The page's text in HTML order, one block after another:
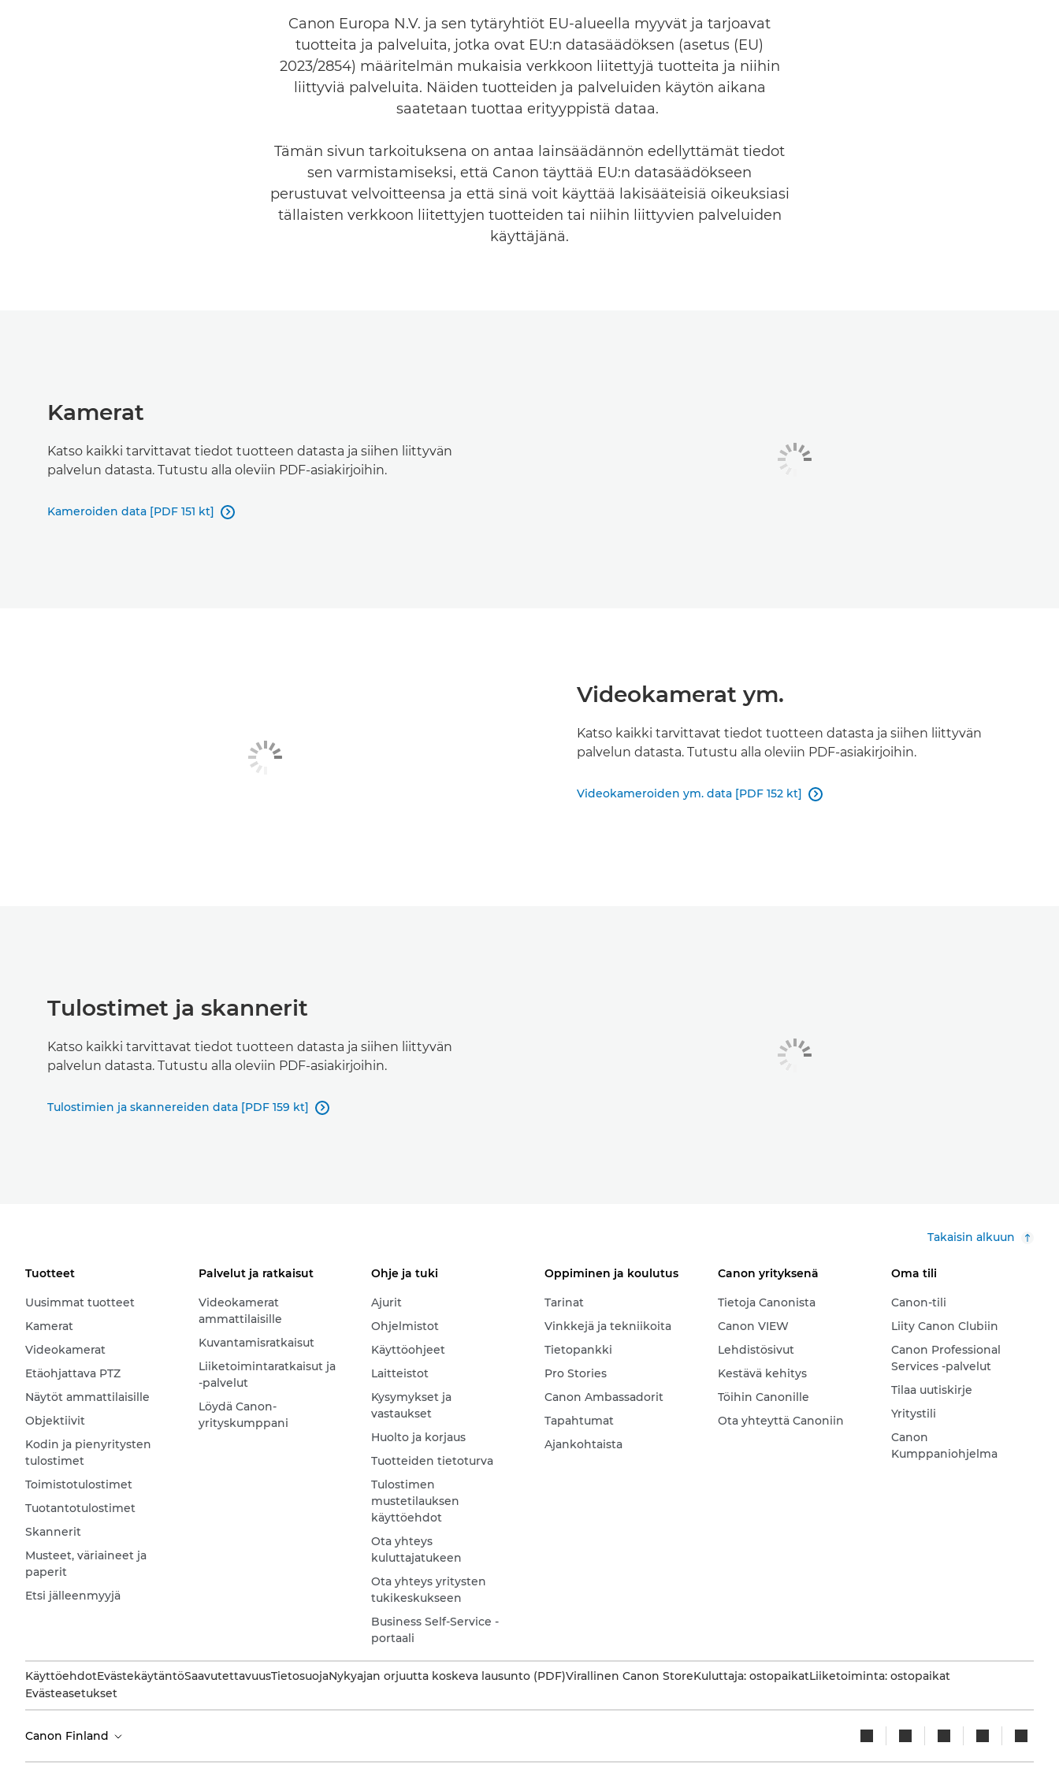
Canon Europa N.V. ja sen tytäryhtiöt EU-alueella myyvät ja tarjoavat
tuotteita ja palveluita, jotka ovat EU:n datasäädöksen (asetus (EU)
2023/2854) määritelmän mukaisia verkkoon liitettyjä tuotteita ja niihin
liittyviä palveluita. Näiden tuotteiden ja palveluiden käytön aikana
saatetaan tuottaa erityyppistä dataa.
Tämän sivun tarkoituksena on antaa lainsäädännön edellyttämät tiedot
sen varmistamiseksi, että Canon täyttää EU:n datasäädökseen
perustuvat velvoitteensa ja että sinä voit käyttää lakisääteisiä oikeuksiasi
tällaisten verkkoon liitettyjen tuotteiden tai niihin liittyvien palveluiden
käyttäjänä.
Kamerat
Katso kaikki tarvittavat tiedot tuotteen datasta ja siihen liittyvän
palvelun datasta. Tutustu alla oleviin PDF-asiakirjoihin.
Kameroiden data [PDF 151 kt] 
Videokamerat ym.
Katso kaikki tarvittavat tiedot tuotteen datasta ja siihen liittyvän
palvelun datasta. Tutustu alla oleviin PDF-asiakirjoihin.
Videokameroiden ym. data [PDF 152 kt] 
Tulostimet ja skannerit
Katso kaikki tarvittavat tiedot tuotteen datasta ja siihen liittyvän
palvelun datasta. Tutustu alla oleviin PDF-asiakirjoihin.
Tulostimien ja skannereiden data [PDF 159 kt] 
Takaisin alkuun
Tuotteet
Uusimmat tuotteet
Kamerat
Videokamerat
Etäohjattava PTZ
Näytöt ammattilaisille
Objektiivit
Kodin ja pienyritysten
tulostimet
Toimistotulostimet
Tuotantotulostimet
Skannerit
Musteet, väriaineet ja
paperit
Etsi jälleenmyyjä
Palvelut ja ratkaisut
Videokamerat
ammattilaisille
Kuvantamisratkaisut
Liiketoimintaratkaisut ja
-palvelut
Löydä Canon-
yrityskumppani
Ohje ja tuki
Ajurit
Ohjelmistot
Käyttöohjeet
Laitteistot
Kysymykset ja
vastaukset
Huolto ja korjaus
Tuotteiden tietoturva
Tulostimen
mustetilauksen
käyttöehdot
Ota yhteys
kuluttajatukeen
Ota yhteys yritysten
tukikeskukseen
Business Self-Service -
portaali
Oppiminen ja koulutus
Tarinat
Vinkkejä ja tekniikoita
Tietopankki
Pro Stories
Canon Ambassadorit
Tapahtumat
Ajankohtaista
Canon yrityksenä
Tietoja Canonista
Canon VIEW
Lehdistösivut
Kestävä kehitys
Töihin Canonille
Ota yhteyttä Canoniin
Oma tili
Canon-tili
Liity Canon Clubiin
Canon Professional
Services -palvelut
Tilaa uutiskirje
Yritystili
Canon
Kumppaniohjelma
KäyttöehdotEvästekäytäntöSaavutettavuusTietosuojaNykyajan orjuutta koskeva lausunto (PDF)Virallinen Canon StoreKuluttaja: ostopaikatLiiketoiminta: ostopaikat
Evästeasetukset
Canon Finland